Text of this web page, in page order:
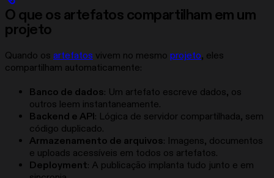
O que os artefatos compartilham em um
projeto
Quando os artefatos vivem no mesmo projeto, eles
compartilham automaticamente:
Banco de dados: Um artefato escreve dados, os
outros leem instantaneamente.
Backend e API: Lógica de servidor compartilhada, sem
código duplicado.
Armazenamento de arquivos: Imagens, documentos
e uploads acessíveis em todos os artefatos.
Deployment: A publicação implanta tudo junto e em